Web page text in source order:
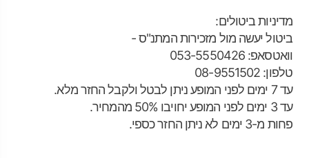
מדיניות ביטולים:
ביטול יעשה מול מזכירות המתנ"ס-
וואטסאפ: 053-5550426
טלפון: 08-9551502
עד 7 ימים לפני המופע ניתן לבטל ולקבל החזר מלא
.
עד 3 ימים לפני המופע יחויבו 50% מהמחיר
.
פחות מ-3 ימים לא ניתן החזר כספי
.